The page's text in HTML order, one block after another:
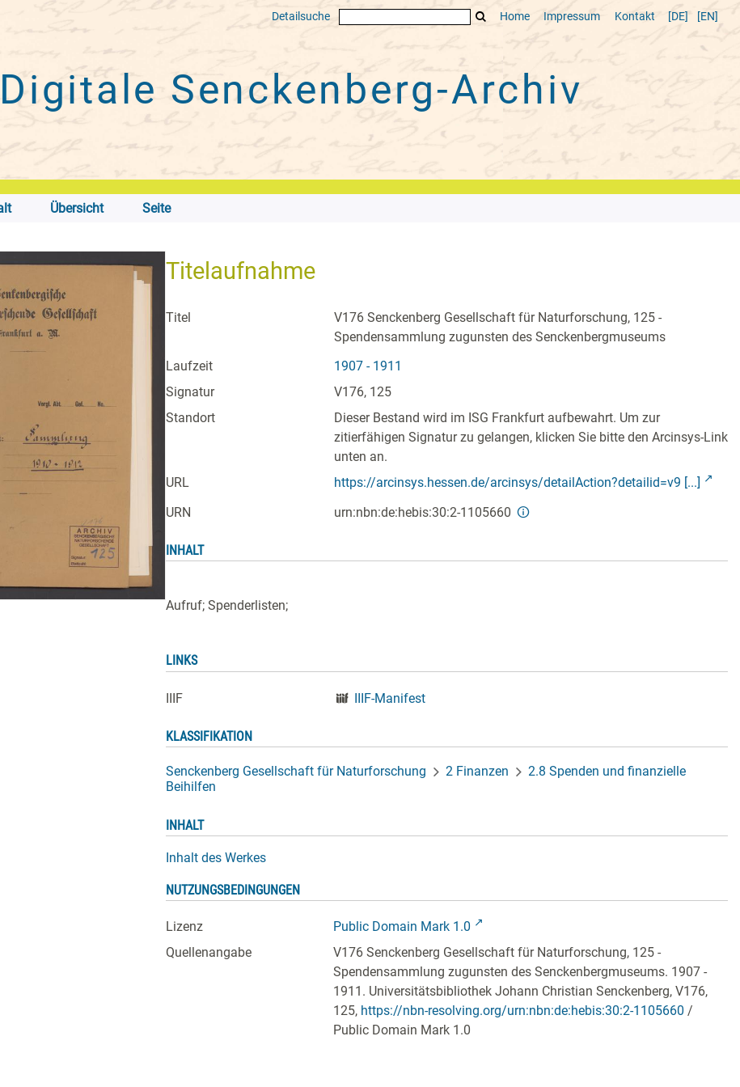
Detailsuche Home Impressum Kontakt [DE] [EN]
Senckenberg-Archiv
Übersicht Seite
Titelaufnahme
Titel
V176 Senckenberg Gesellschaft für Naturforschung, 125 -
Spendensammlung zugunsten des Senckenbergmuseums
Laufzeit
1907 - 1911
Signatur
V176, 125
Standort
Dieser Bestand wird im ISG Frankfurt aufbewahrt. Um zur
zitierfähigen Signatur zu gelangen, klicken Sie bitte den Arcinsys-Link
unten an.
URL
https://arcinsys.hessen.de/arcinsys/detailAction?detailid=v9 [...]
URN
urn:nbn:de:hebis:30:2-1105660
INHALT
Aufruf; Spenderlisten;
LINKS
IIIF IIIF-Manifest
KLASSIFIKATION
Senckenberg Gesellschaft für Naturforschung 2 Finanzen
2.8 Spenden und finanzielle
Beihilfen
INHALT
Inhalt des Werkes
NUTZUNGSBEDINGUNGEN
Lizenz
Public Domain Mark 1.0
Quellenangabe
V176 Senckenberg Gesellschaft für Naturforschung, 125 -
Spendensammlung zugunsten des Senckenbergmuseums. 1907 -
1911. Universitätsbibliothek Johann Christian Senckenberg, V176,
125, https://nbn-resolving.org/urn:nbn:de:hebis:30:2-1105660 /
Public Domain Mark 1.0